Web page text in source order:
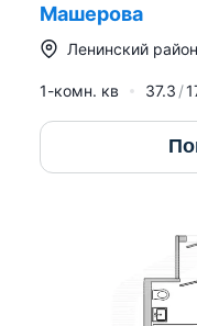
Машерова
Ленинский район
1-комн. кв 37.3